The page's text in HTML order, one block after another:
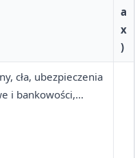
a
x
)
cła, ubezpieczenia
i bankowości,
fundusze